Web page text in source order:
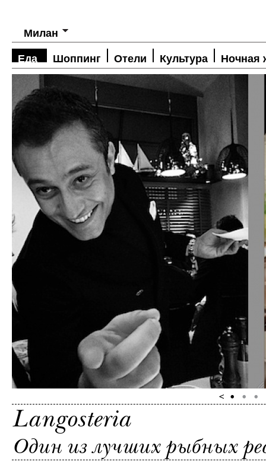
Милан
Еда Шоппинг Отели Культура Ночная
Langosteria
Один из лучших рыбных